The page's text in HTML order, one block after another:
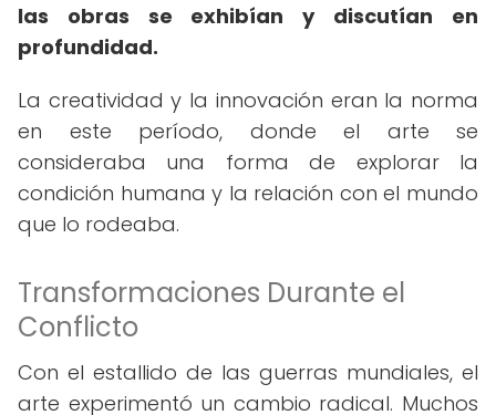
las obras se exhibían y discutían en
profundidad.
La creatividad y la innovación eran la norma
en este período, donde el arte se
consideraba una forma de explorar la
condición humana y la relación con el mundo
que lo rodeaba.
Transformaciones Durante el
Conflicto
Con el estallido de las guerras mundiales, el
arte experimentó un cambio radical. Muchos